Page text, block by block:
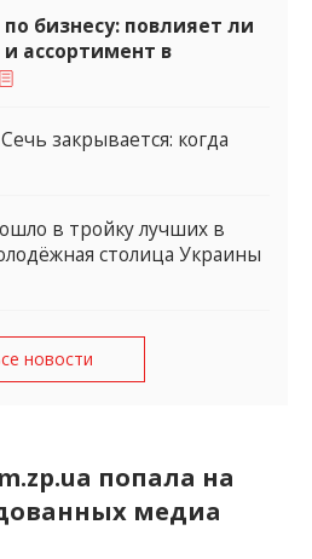
по бизнесу: повлияет ли
ассортимент в
закрывается: когда
в тройку лучших в
столица Украины
новости
попала на
медиа